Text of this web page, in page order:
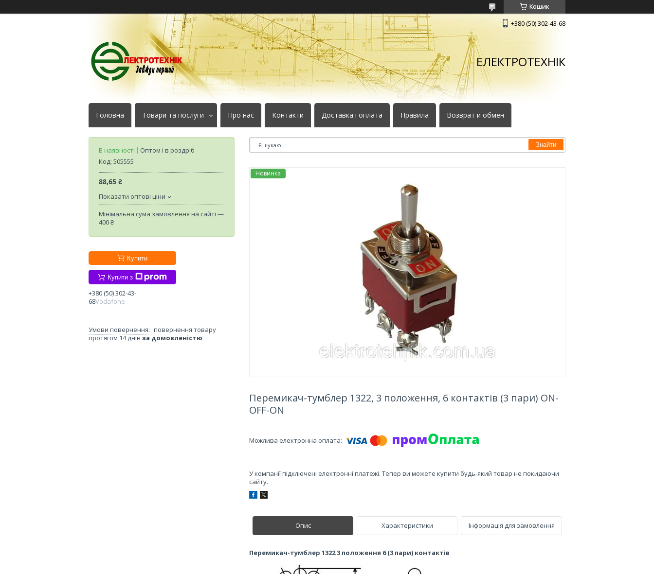
Кошик
+380 (50) 302-43-68
ЕЛЕКТРОТЕХНІК
Головна Товари та послуги Про нас Контакти Доставка і оплата Правила Возврат и обмен
Знайти
Новинка
Перемикач-тумблер 1322, 3 положення, 6 контактів (3 пари) ON-
OFF-ON
У компанії підключені електронні платежі. Тепер ви можете купити будь-який товар не покидаючи
сайту.
Опис Характеристики Інформація для замовлення
Перемикач-тумблер 1322 3 положення 6 (3 пари) контактів
В наявності
Оптом і в роздріб
Код: 505555
88,65 ₴
Показати оптові ціни
Мінімальна сума замовлення на сайті —
400 ₴
Купити
Купити з
+380 (50) 302-43-
68Vodafone
повернення товару
протягом 14 днів за домовленістю